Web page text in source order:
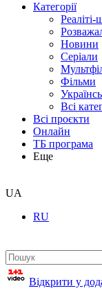
Категорії
Реаліті-
Новини
Серіали
Фільми
Всі
Всі проєкти
Онлайн
ТБ програма
Еще
UA
RU
Відкрити у